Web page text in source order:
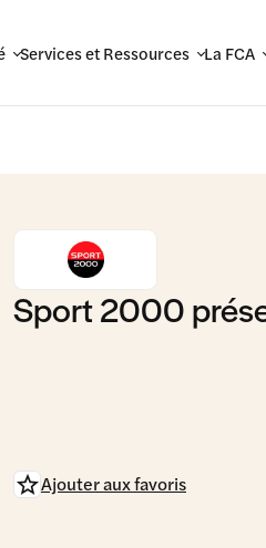
Services et Ressources La FCA
Sport 2000
Ajouter aux favoris